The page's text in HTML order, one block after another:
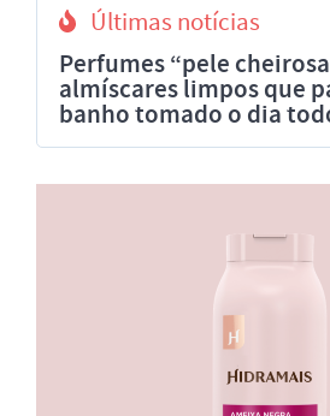
Últimas notícias
Perfumes “pele
almíscares limpos que
banho tomado o dia